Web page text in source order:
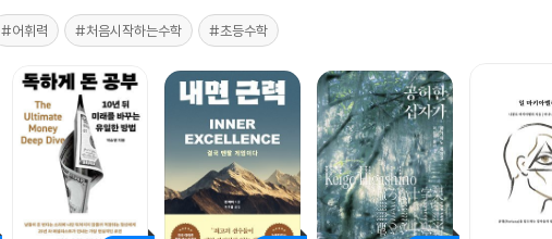
#어휘력 #처음시작하는수학 #초등수학